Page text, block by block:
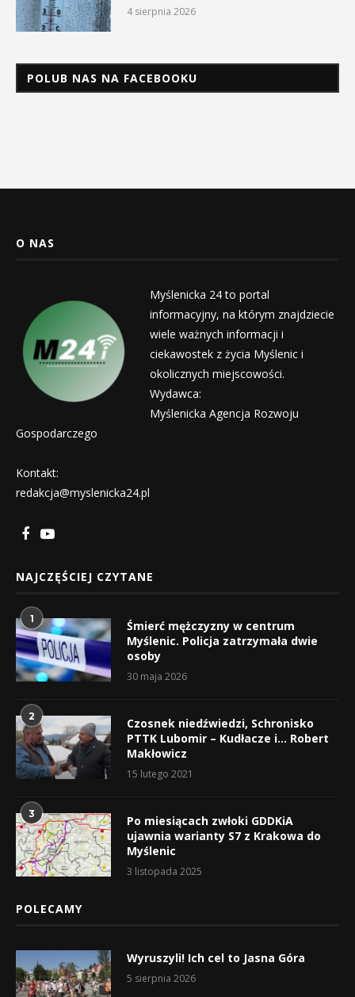
4 sierpnia 2026
POLUB NAS NA FACEBOOKU
O NAS
Myślenicka 24 to portal
informacyjny, na którym znajdziecie
wiele ważnych informacji i
ciekawostek z życia Myślenic i
okolicznych miejscowości.
Wydawca:
Myślenicka Agencja Rozwoju
Gospodarczego
Kontakt:
redakcja@myslenicka24.pl
NAJCZĘŚCIEJ CZYTANE
1
Śmierć mężczyzny w centrum
Myślenic. Policja zatrzymała dwie
osoby
30 maja 2026
2
Czosnek niedźwiedzi, Schronisko
PTTK Lubomir – Kudłacze i… Robert
Makłowicz
15 lutego 2021
3
Po miesiącach zwłoki GDDKiA
ujawnia warianty S7 z Krakowa do
Myślenic
3 listopada 2025
POLECAMY
Wyruszyli! Ich cel to Jasna Góra
5 sierpnia 2026